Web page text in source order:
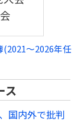
～2026年任
ス
国内外で批判